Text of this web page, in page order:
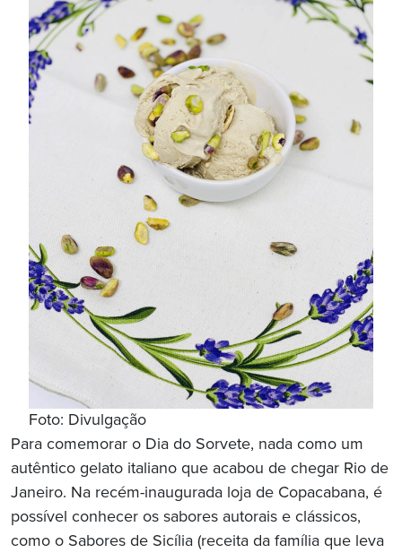
Foto: Divulgação
Para comemorar o Dia do Sorvete, nada como um
autêntico gelato italiano que acabou de chegar Rio de
Janeiro. Na recém-inaugurada loja de Copacabana, é
possível conhecer os sabores autorais e clássicos,
como o Sabores de Sicília (receita da família que leva